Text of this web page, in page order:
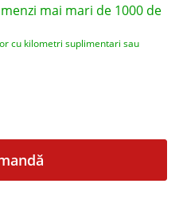
mai mari de 1000 de
cu kilometri suplimentari sau